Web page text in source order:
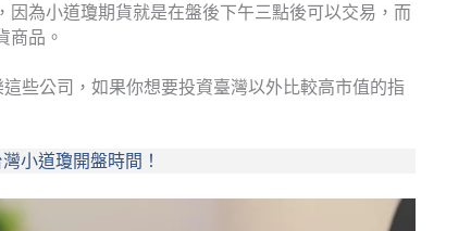
為小道瓊期貨就是在盤後下午三點後可以交易，而
商品。
些公司，如果你想要投資臺灣以外比較高市值的指
小道瓊開盤時間！